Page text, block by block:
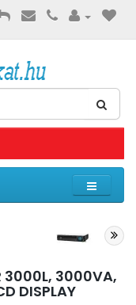
3000L, 3000VA,
DISPLAY